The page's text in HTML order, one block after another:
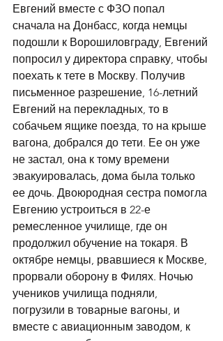
Евгений вместе с ФЗО попал
сначала на Донбасс, когда немцы
подошли к Ворошиловграду, Евгений
попросил у директора справку, чтобы
поехать к тете в Москву. Получив
письменное разрешение, 16-летний
Евгений на перекладных, то в
собачьем ящике поезда, то на крыше
вагона, добрался до тети. Ее он уже
не застал, она к тому времени
эвакуировалась, дома была только
ее дочь. Двоюродная сестра помогла
Евгению устроиться в 22-е
ремесленное училище, где он
продолжил обучение на токаря. В
октябре немцы, рвавшиеся к Москве,
прорвали оборону в Филях. Ночью
учеников училища подняли,
погрузили в товарные вагоны, и
вместе с авиационным заводом, к